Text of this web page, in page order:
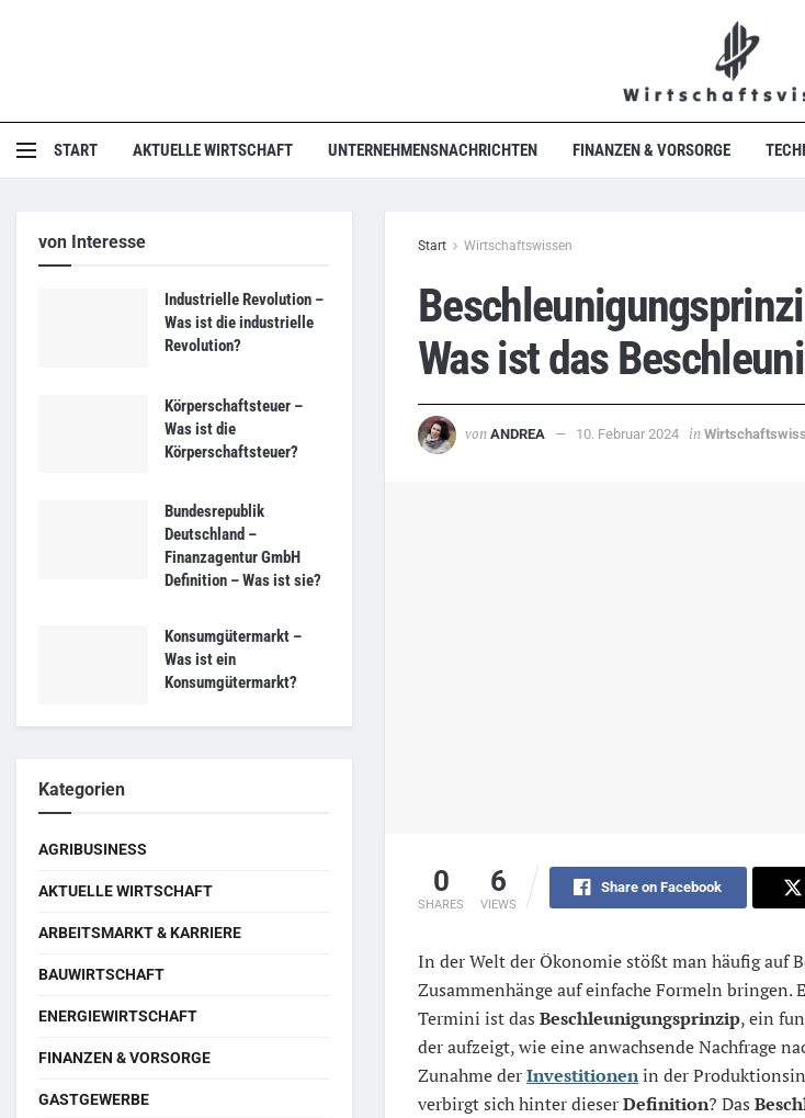
START AKTUELLE WIRTSCHAFT UNTERNEHMENSNACHRICHTEN FINANZEN & VORSORGE
Start Wirtschaftswissen
Was ist das
von ANDREA 10. Februar 2024 in
0
SHARES
6
VIEWS
Share on Facebook
In der Welt der Ökonomie stößt man häufig auf
Zusammenhänge auf einfache Formeln bringen.
Termini ist das Beschleunigungsprinzip, ein
der aufzeigt, wie eine anwachsende Nachfrage
Zunahme derInvestitionenin der
verbirgt sich hinter dieserDefinition? Das
von Interesse
Industrielle Revolution –
Was ist die industrielle
Revolution?
Körperschaftsteuer –
Was ist die
Körperschaftsteuer?
Bundesrepublik
Deutschland –
Finanzagentur GmbH
Definition – Was ist sie?
Konsumgütermarkt –
Was ist ein
Konsumgütermarkt?
Kategorien
AGRIBUSINESS
AKTUELLE WIRTSCHAFT
ARBEITSMARKT & KARRIERE
BAUWIRTSCHAFT
ENERGIEWIRTSCHAFT
FINANZEN & VORSORGE
GASTGEWERBE